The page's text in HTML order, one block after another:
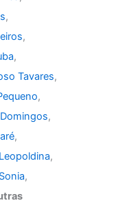
,
,
,
Tavares,
,
,
,
,
,